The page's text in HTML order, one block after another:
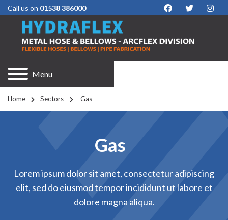
Call us on 01538 386000
Menu
Home Sectors Gas
Gas
Lorem ipsum dolor sit amet, consectetur adipiscing
elit, sed do eiusmod tempor incididunt ut labore et
dolore magna aliqua.